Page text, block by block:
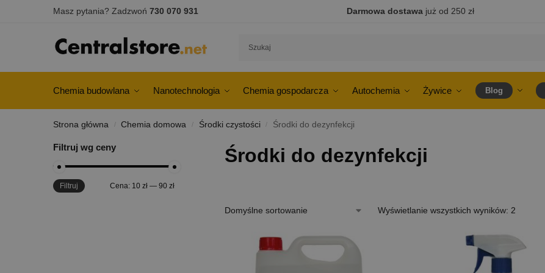
Masz pytania? Zadzwoń 730 070 931 Darmowa dostawajuż od 250 zł
Chemia budowlana Nanotechnologia Chemia gospodarcza Autochemia Żywice Blog
Strona główna / Chemia domowa / Środki czystości / Środki do dezynfekcji
Środki do dezynfekcji
Wyświetlanie wszystkich wyników: 2
Filtruj wg ceny
Filtruj Cena: 10 zł— 90 zł